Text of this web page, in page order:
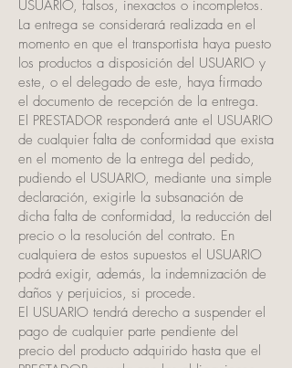
USUARIO, falsos, inexactos o incompletos.
La entrega se considerará realizada en el
momento en que el transportista haya puesto
los productos a disposición del USUARIO y
este, o el delegado de este, haya firmado
el documento de recepción de la entrega.
El PRESTADOR responderá ante el USUARIO
de cualquier falta de conformidad que exista
en el momento de la entrega del pedido,
pudiendo el USUARIO, mediante una simple
declaración, exigirle la subsanación de
dicha falta de conformidad, la reducción del
precio o la resolución del contrato. En
cualquiera de estos supuestos el USUARIO
podrá exigir, además, la indemnización de
daños y perjuicios, si procede.
El USUARIO tendrá derecho a suspender el
pago de cualquier parte pendiente del
precio del producto adquirido hasta que el